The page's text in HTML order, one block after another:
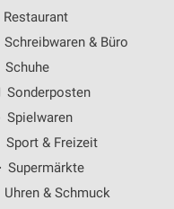
Restaurant
Schreibwaren & Büro
Schuhe
Sonderposten
Spielwaren
Sport & Freizeit
Supermärkte
Uhren & Schmuck